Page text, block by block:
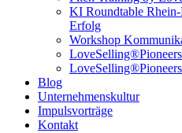
KI Roundtable
Erfolg
Workshop
Blog
Unternehmenskultur
Impulsvorträge
Kontakt